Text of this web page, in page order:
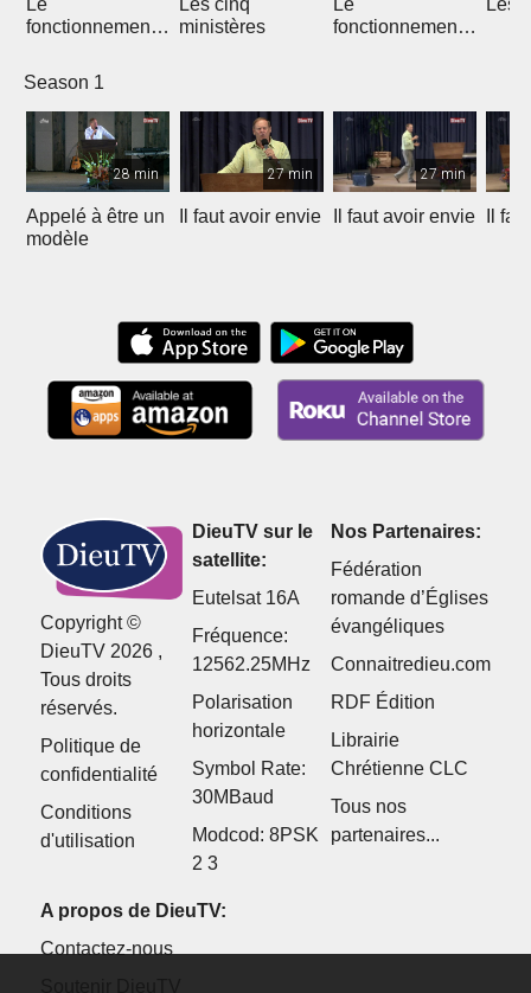
fonctionnement
apostolique
ministères
fonctionnement
Season 1
28 min
Appelé à être un
modèle
27 min
Il faut avoir envie
27 min
Il faut avoir envie Il
Copyright ©
DieuTV 2026 ,
Tous droits
réservés.
Politique de
confidentialité
Conditions
d'utilisation
DieuTV sur le
satellite:
Eutelsat 16A
Fréquence:
12562.25MHz
Polarisation
horizontale
Symbol Rate:
30MBaud
Modcod: 8PSK
2 3
Nos Partenaires:
Fédération
romande d’Églises
évangéliques
Connaitredieu.com
RDF Édition
Librairie
Chrétienne CLC
Tous nos
partenaires...
A propos de DieuTV:
Contactez-nous